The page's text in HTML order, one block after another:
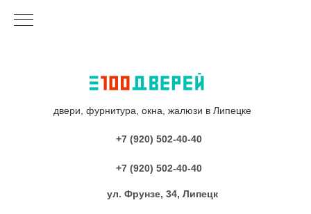
двери, фурнитура, окна, жалюзи в Липецке
+7 (920) 502-40-40
+7 (920) 502-40-40
ул. Фрунзе, 34, Липецк